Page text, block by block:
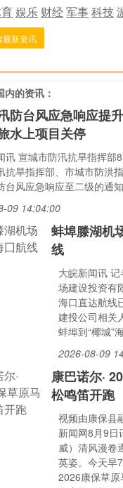
娱乐 财经军事科技
最新资讯
内的资讯：
防台风应急响应提
水上项目关停
讯 宣城市防汛抗旱指挥部8
抗旱指挥部、市城市防洪
台风应急响应至二级的通知
09 14:04:00
蚌埠滕湖机
线
大皖新闻讯
场建设投资有
海口直达航线
建投公司相关
蚌埠到“椰城”
2026-08-09
康巴诺尔·
松鸣笛开跑
视频由康保县
新闻网8月9日
威）清风漫卷
英姿。今天早
2026康保草